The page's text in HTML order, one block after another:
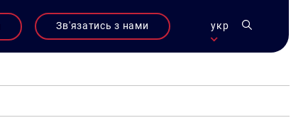
Зв'язатись з нами укр